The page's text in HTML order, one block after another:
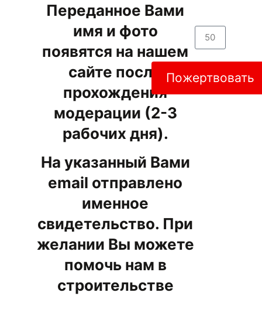
Переданное Вами
имя и фото
появятся на нашем
сайте после
прохождения
модерации (2-3
рабочих дня).
На указанный Вами
email отправлено
именное
свидетельство. При
желании Вы можете
помочь нам в
строительстве
Пожертвовать